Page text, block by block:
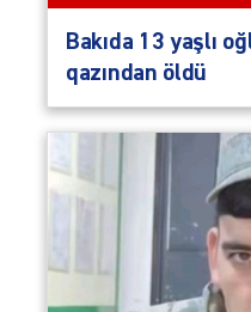
Bakıda 13 yaşlı
qazından öldü